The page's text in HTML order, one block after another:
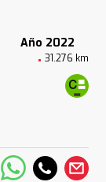
Año 2022
31.276 km